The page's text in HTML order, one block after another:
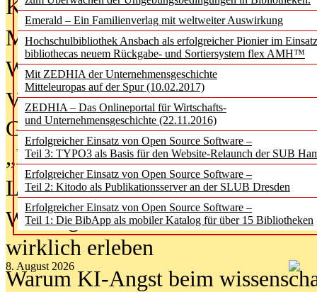
Emerald – Ein Familienverlag mit weltweiter Auswirkung
Hochschulbibliothek Ansbach als erfolgreicher Pionier im
bibliothecas neuem Rückgabe- und Sortiersystem flex AMH™
Mit ZEDHIA der Unternehmensgeschichte
Mitteleuropas auf der Spur (10.02.2017)
ZEDHIA – Das Onlineportal für Wirtschafts-
und Unternehmensgeschichte (22.11.2016)
Erfolgreicher Einsatz von Open Source Software –
Teil 3: TYPO3 als Basis für den Website-Relaunch der SUB
Erfolgreicher Einsatz von Open Source Software –
Teil 2: Kitodo als Publikationsserver an der SLUB Dresden
Erfolgreicher Einsatz von Open Source Software –
Teil 1: Die BibApp als mobiler Katalog für über 15 Bibliotheken
8. August 2026
Kinder in der digitalen Welt
Metadaten als Infrastruktur
Wenn Bots katalogisieren
Von Abschlusskleidern bis
Geisterjagd-Ausrüstung in der
„Library of Things“ unterwegs
Lesen als Infrastrukturaufgabe
Wie Jugendliche Social Media
wirklich erleben
Warum KI-Angst beim